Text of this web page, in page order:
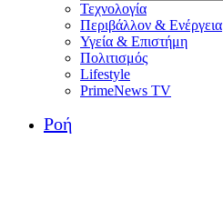
Τεχνολογία
Περιβάλλον & Ενέργεια
Υγεία & Επιστήμη
Πολιτισμός
Lifestyle
PrimeNews TV
Ροή